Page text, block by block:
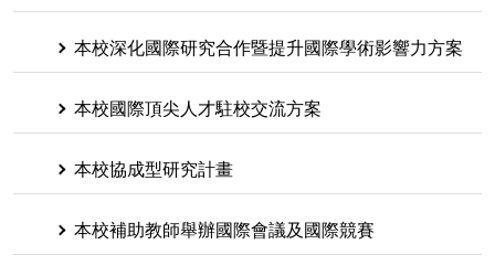
本校深化國際研究合作暨提升國際學術影響力方案
本校國際頂尖人才駐校交流方案
本校協成型研究計畫
本校補助教師舉辦國際會議及國際競賽